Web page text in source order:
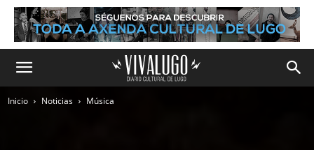
Inicio Noticias Música